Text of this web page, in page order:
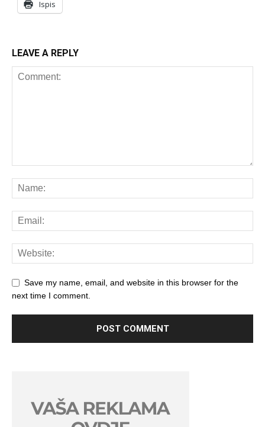
Ispis
LEAVE A REPLY
Save my name, email, and website in this browser for the
next time I comment.